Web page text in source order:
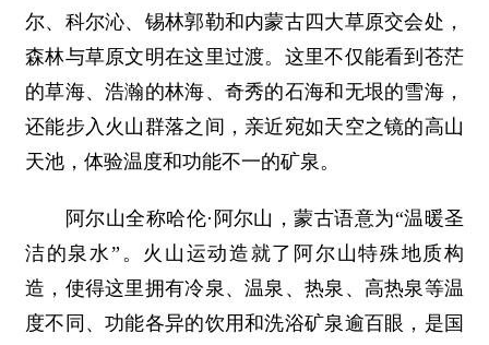
尔、科尔沁、锡林郭勒和内蒙古四大草原交会处，
森林与草原文明在这里过渡。这里不仅能看到苍茫
的草海、浩瀚的林海、奇秀的石海和无垠的雪海，
还能步入火山群落之间，亲近宛如天空之镜的高山
天池，体验温度和功能不一的矿泉。
阿尔山全称哈伦·阿尔山，蒙古语意为“温暖圣
洁的泉水”。火山运动造就了阿尔山特殊地质构
造，使得这里拥有冷泉、温泉、热泉、高热泉等温
度不同、功能各异的饮用和洗浴矿泉逾百眼，是国